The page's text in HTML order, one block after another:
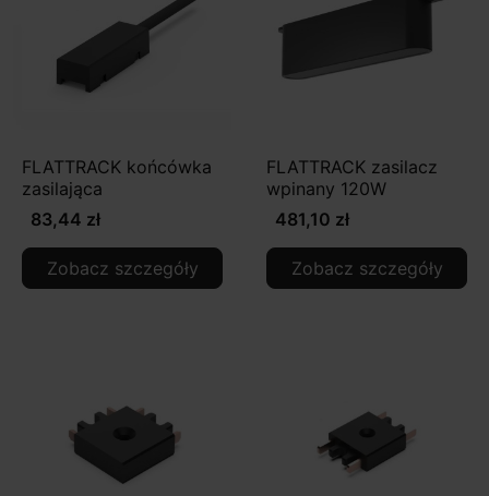
FLATTRACK końcówka
zasilająca
83,44 zł
Zobacz szczegóły
FLATTRACK zasilacz
wpinany 120W
481,10 zł
Zobacz szczegóły